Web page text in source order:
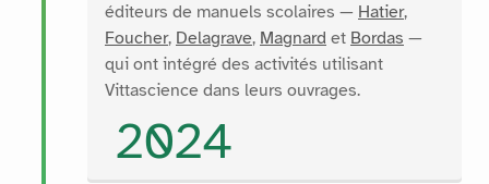
éditeurs de manuels scolaires — Hatier,
Foucher, Delagrave, Magnard et Bordas —
qui ont intégré des activités utilisant
Vittascience dans leurs ouvrages.
2024